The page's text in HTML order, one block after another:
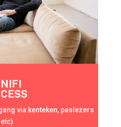
via kenteken, paslezers
etc)